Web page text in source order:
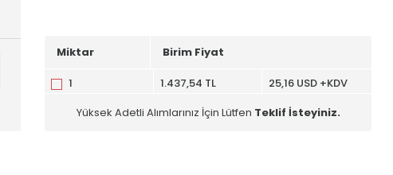
Miktar Birim Fiyat
1 1.437,54 TL
25,16 USD +KDV
Yüksek Adetli Alımlarınız İçin Lütfen Teklif İsteyiniz.